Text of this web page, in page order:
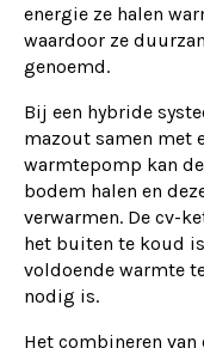
energie ze halen
waardoor ze
genoemd.
Bij een hybride
mazout samen met
warmtepomp kan
bodem halen en
verwarmen. De cv-
het buiten te koud
voldoende warmte
nodig is.
Het combineren